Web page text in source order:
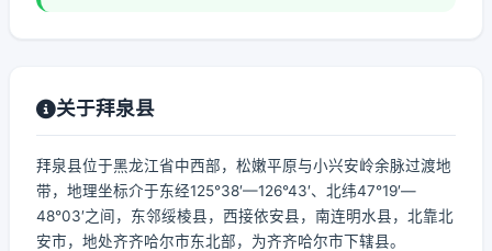
关于拜泉县
拜泉县位于黑龙江省中西部，松嫩平原与小兴安岭余脉过渡地
带，地理坐标介于东经125°38′—126°43′、北纬47°19′—
48°03′之间，东邻绥棱县，西接依安县，南连明水县，北靠北
安市，地处齐齐哈尔市东北部，为齐齐哈尔市下辖县。